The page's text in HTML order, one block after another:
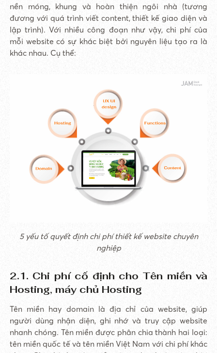
nền móng, khung và hoàn thiện ngôi nhà (tương
đương với quá trình viết content, thiết kế giao diện và
lập trình). Với nhiều công đoạn như vậy, chi phí của
mỗi website có sự khác biệt bởi nguyên liệu tạo ra là
khác nhau. Cụ thể:
5 yếu tố quyết định chi phí thiết kế website chuyên
nghiệp
2.1. Chi phí cố định cho Tên miền và
Hosting, máy chủ Hosting
Tên miền hay domain là địa chỉ của website, giúp
người dùng nhận diện, ghi nhớ và truy cập website
nhanh chóng. Tên miền được phân chia thành hai loại:
tên miền quốc tế và tên miền Việt Nam với chi phí khác